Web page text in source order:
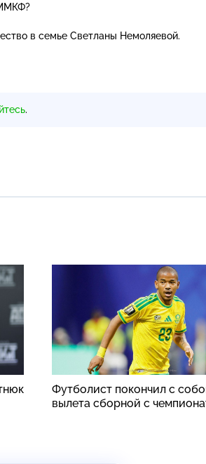
в семье Светланы Немоляевой.
.
Футболист покончил с
вылета сборной с